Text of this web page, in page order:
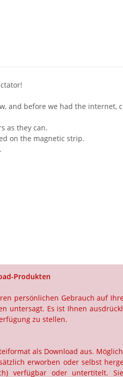
before we had the internet,
as they can.
on the magnetic strip.
Produkten
persönlichen Gebrauch auf
untersagt. Es ist Ihnen
zu stellen.
als Download aus.
erworben oder selbst
verfügbar oder untertitelt.